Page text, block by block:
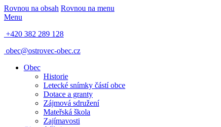
Rovnou na obsah Rovnou na menu
Menu
+420 382 289 128
obec@ostrovec-obec.cz
Obec
Historie
Letecké snímky částí obce
Dotace a granty
Zájmová sdružení
Mateřská škola
Zajímavosti